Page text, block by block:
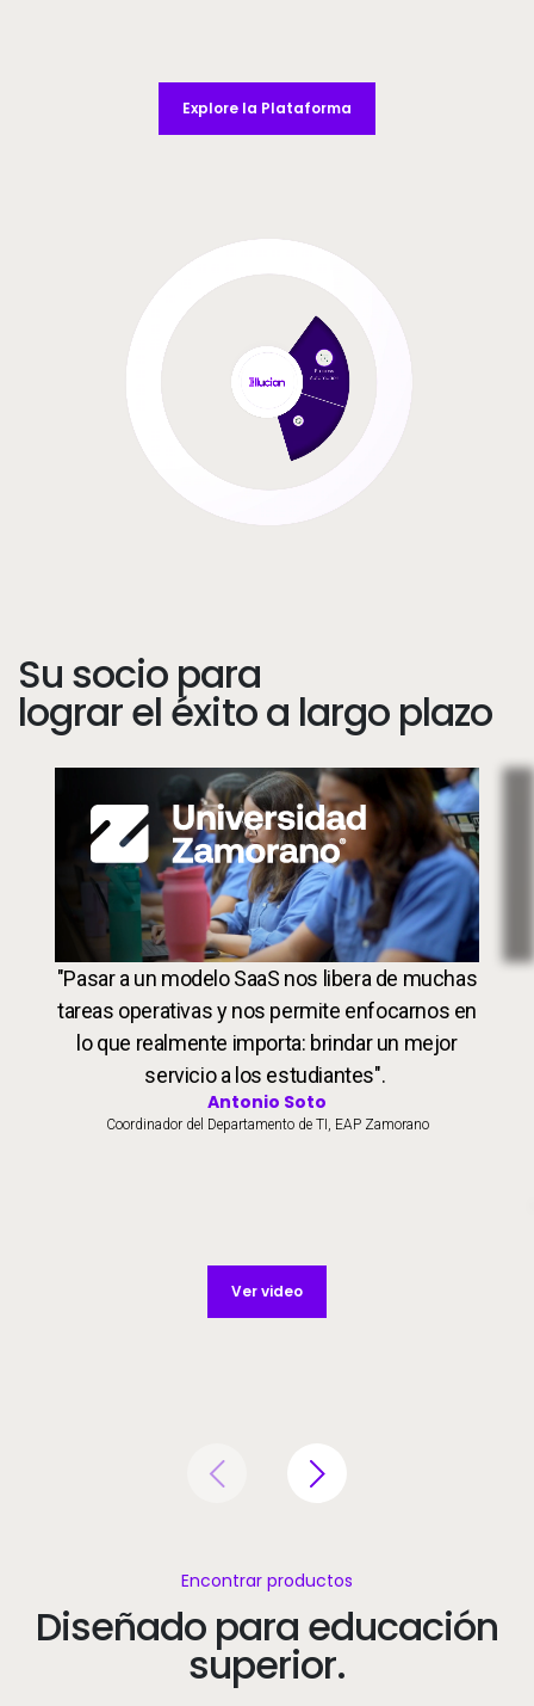
Explore la Plataforma
Su socio para
lograr el éxito a largo plazo
Students
Image
"Pasar a un modelo SaaS nos libera de muchas
tareas operativas y nos permite enfocarnos en
lo que realmente importa: brindar un mejor
servicio a los estudiantes".
Antonio Soto
Coordinador del Departamento de TI, EAP Zamorano
Ver video
Encontrar productos
Diseñado para educación
superior.